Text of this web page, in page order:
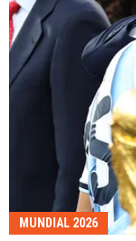
MUNDIAL 2026